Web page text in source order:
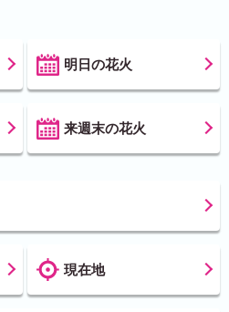
明日の花火
来週末の花火
現在地